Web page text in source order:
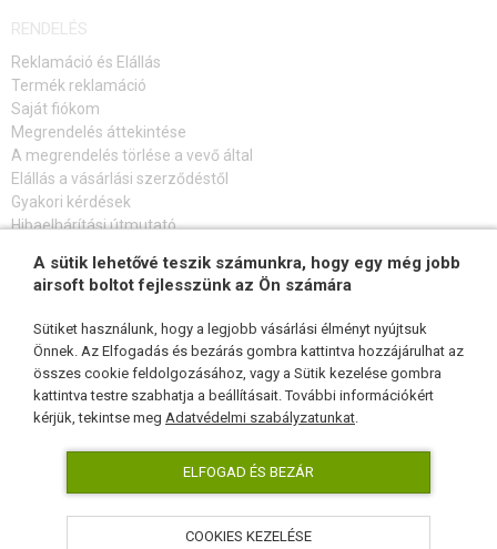
RENDELÉS
Reklamáció és Elállás
Termék reklamáció
Saját fiókom
Megrendelés áttekintése
A megrendelés törlése a vevő által
Elállás a vásárlási szerződéstől
Gyakori kérdések
Hibaelhárítási útmutató
FELIRATKOZÁS HÍRLEVÉLRE
KÖVESSEN MINKET
A sütik lehetővé teszik számunkra, hogy egy még jobb
airsoft boltot fejlesszünk az Ön számára
Sütiket használunk, hogy a legjobb vásárlási élményt nyújtsuk
Önnek. Az Elfogadás és bezárás gombra kattintva hozzájárulhat az
összes cookie feldolgozásához, vagy a Sütik kezelése gombra
kattintva testre szabhatja a beállításait. További információkért
kérjük, tekintse meg Adatvédelmi szabályzatunkat.
ELFOGAD ÉS BEZÁR
COOKIES KEZELÉSE